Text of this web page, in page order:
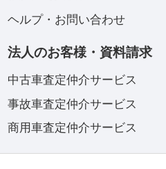
ヘルプ・お問い合わせ
法人のお客様・資料請求
中古車査定仲介サービス
事故車査定仲介サービス
商用車査定仲介サービス